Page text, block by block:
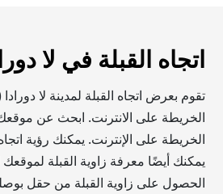
اتجاه القبلة في لا
تقوم بعرض اتجاه القبلة لمدينة لا
الخريطة على الانترنت. ابحث عن
الخريطة على الإنترنت. يمكنك رؤية
يمكنك أيضًا معرفة زاوية القبلة
الحصول على زاوية القبلة من حقل